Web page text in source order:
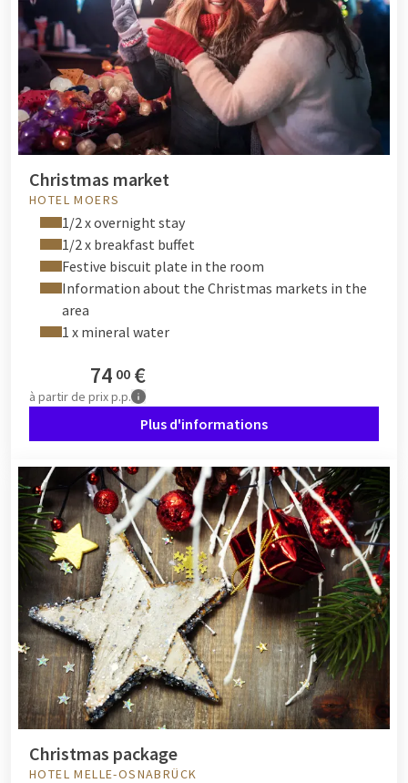
Christmas market
HOTEL MOERS
1/2 x overnight stay
1/2 x breakfast buffet
Festive biscuit plate in the room
Information about the Christmas markets in the
area
1 x mineral water
74 00 €
à partir de prix p.p.
Plus d'informations
Christmas package
HOTEL MELLE-OSNABRÜCK